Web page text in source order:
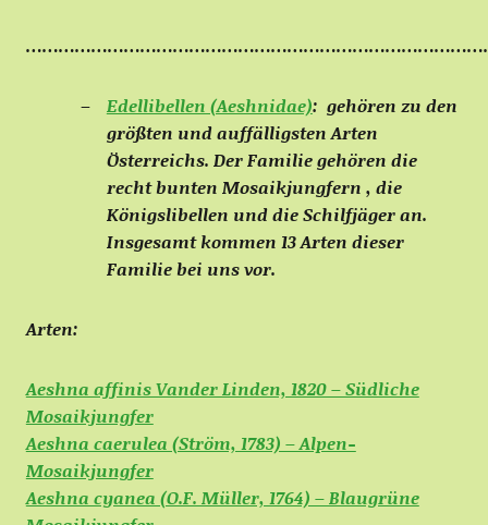
Edellibellen (Aeshnidae): gehören zu den
größten und auffälligsten Arten
Österreichs. Der Familie gehören die
recht bunten Mosaikjungfern , die
Königslibellen und die Schilfjäger an.
Insgesamt kommen 13 Arten dieser
Familie bei uns vor.
Arten:
Aeshna affinis Vander Linden, 1820 – Südliche
Mosaikjungfer
Aeshna caerulea (Ström, 1783) – Alpen-
Mosaikjungfer
Aeshna cyanea (O.F. Müller, 1764) – Blaugrüne